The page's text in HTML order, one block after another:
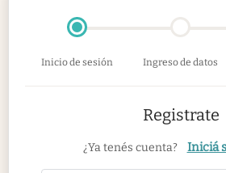
Inicio de sesión Ingreso de datos
Registrate
¿Ya tenés cuenta? Iniciá